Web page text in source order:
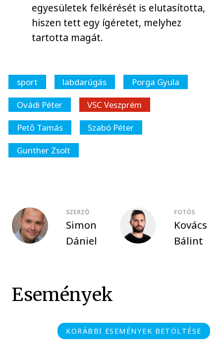
egyesületek felkérését is elutasította,
hiszen tett egy ígéretet, melyhez
tartotta magát.
sport labdarúgás
Porga Gyula
Ovádi Péter
VSC Veszprém
Pető Tamás
Szabó Péter
Gunther Zsolt
SZERZŐ
Simon
Dániel
FOTÓS
Kovács
Bálint
Események
KORÁBBI ESEMÉNYEK BETÖLTÉSE